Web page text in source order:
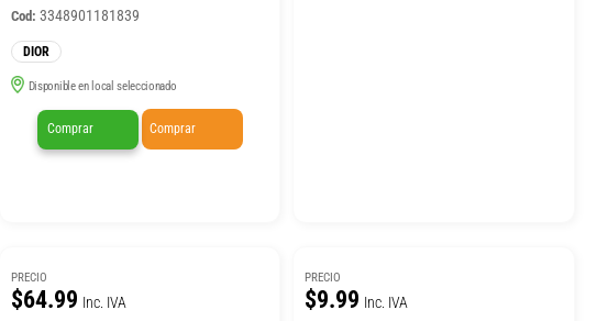
Cod: 3348901181839
DIOR
Disponible en local seleccionado
Comprar Comprar
PRECIO
$64.99 Inc. IVA
PRECIO
$9.99 Inc. IVA